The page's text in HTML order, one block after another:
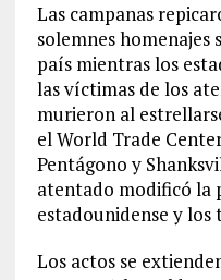
Las campanas
solemnes homenajes
país mientras los
las víctimas de los
murieron al
el World Trade
Pentágono y
atentado modificó
estadounidense y los
Los actos se